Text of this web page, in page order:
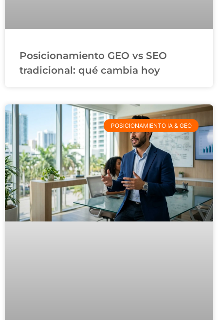
Posicionamiento GEO vs SEO
tradicional: qué cambia hoy
POSICIONAMIENTO IA & GEO